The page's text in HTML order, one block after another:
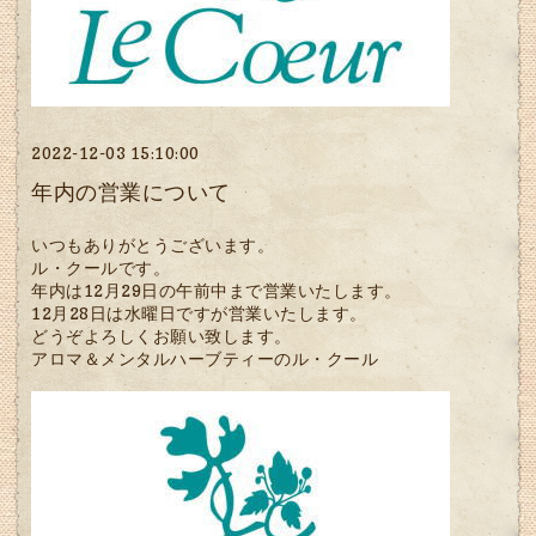
2022-12-03 15:10:00
年内の営業について
いつもありがとうございます。
ル・クールです。
年内は12月29日の午前中まで営業いたします。
12月28日は水曜日ですが営業いたします。
どうぞよろしくお願い致します。
アロマ＆メンタルハーブティーのル・クール